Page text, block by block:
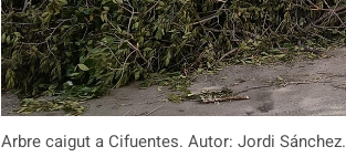
Arbre caigut a Cifuentes. Autor: Jordi Sánchez.